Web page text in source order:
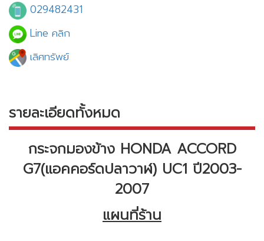
029482431
Line คลิก
เลิศทรัพย์
รายละเอียดทั้งหมด
กระจกมองข้าง HONDA ACCORD
G7(แอคคอร์ดปลาวาฬ) UC1 ปี2003-
2007
แผนที่ร้าน